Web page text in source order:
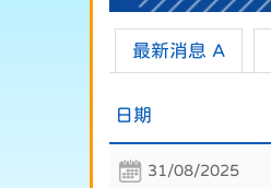
最新消息 A
日期
31/08/2025